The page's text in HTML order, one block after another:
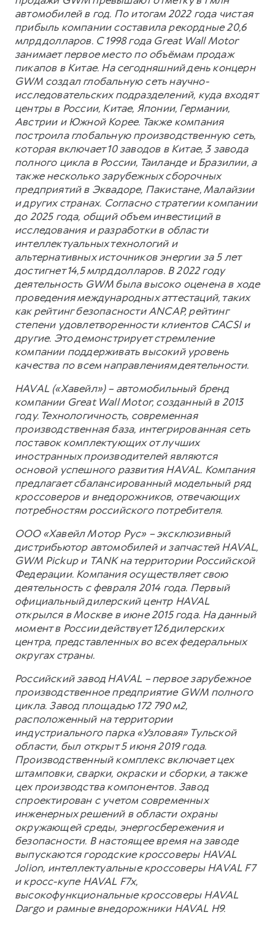
автомобилей в год. По итогам 2022 года чистая
прибыль компании составила рекордные 20,6
млрд долларов. С 1998 года Great Wall Motor
занимает первое место по объёмам продаж
пикапов в Китае. На сегодняшний день концерн
GWM создал глобальную сеть научно-
исследовательских подразделений, куда входят
центры в России, Китае, Японии, Германии,
Австрии и Южной Корее. Также компания
построила глобальную производственную сеть,
которая включает 10 заводов в Китае, 3 завода
полного цикла в России, Таиланде и Бразилии, а
также несколько зарубежных сборочных
предприятий в Эквадоре, Пакистане, Малайзии
и других странах. Согласно стратегии компании
до 2025 года, общий объем инвестиций в
исследования и разработки в области
интеллектуальных технологий и
альтернативных источников энергии за 5 лет
достигнет 14,5 млрд долларов. В 2022 году
деятельность GWM была высоко оценена в ходе
проведения международных аттестаций, таких
как рейтинг безопасности ANCAP, рейтинг
степени удовлетворенности клиентов CACSI и
другие. Это демонстрирует стремление
компании поддерживать высокий уровень
качества по всем направлениям деятельности.
HAVAL («Хавейл») – автомобильный бренд
компании Great Wall Motor, созданный в 2013
году. Технологичность, современная
производственная база, интегрированная сеть
поставок комплектующих от лучших
иностранных производителей являются
основой успешного развития HAVAL. Компания
предлагает сбалансированный модельный ряд
кроссоверов и внедорожников, отвечающих
потребностям российского потребителя.
ООО «Хавейл Мотор Рус» – эксклюзивный
дистрибьютор автомобилей и запчастей HAVAL,
GWM Pickup и TANK на территории Российской
Федерации. Компания осуществляет свою
деятельность с февраля 2014 года. Первый
официальный дилерский центр HAVAL
открылся в Москве в июне 2015 года. На данный
момент в России действует 126 дилерских
центра, представленных во всех федеральных
округах страны.
Российский завод HAVAL – первое зарубежное
производственное предприятие GWM полного
цикла. Завод площадью 172 790 м2,
расположенный на территории
индустриального парка «Узловая» Тульской
области, был открыт 5 июня 2019 года.
Производственный комплекс включает цех
штамповки, сварки, окраски и сборки, а также
цех производства компонентов. Завод
спроектирован с учетом современных
инженерных решений в области охраны
окружающей среды, энергосбережения и
безопасности. В настоящее время на заводе
выпускаются городские кроссоверы HAVAL
Jolion, интеллектуальные кроссоверы HAVAL F7
и кросс-купе HAVAL F7x,
высокофункциональные кроссоверы HAVAL
Dargo и рамные внедорожники HAVAL H9.